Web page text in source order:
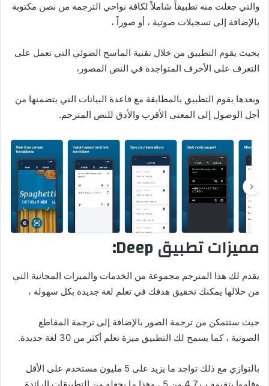
والتي جعلت منه تطبيقاً شاملاً لكافة نواحي الترجمة من نصن مكتوبة
بالإضافة إلى تسجيلات صوتية ، أو صوراً ،
بحيث يقوم التطبيق من خلال تقنية الماسح الضوئي التي تعمل على
التعرف على الأحرف المتواجدة في النص المصور،
وبعدها يقوم التطبيق بالمطابقة مع قاعدة البيانات التي يتضمنها من
أجل الوصول إلى المعنى الأقرب والأدق للنص المترجم.
مميزات تطبيق Deep:
يقدم لك هذا المترجم مجموعة من الخدمات والميزات المجانية التي
من خلالها يمكنك تحقيق هدفك في تعلم لغة جديدة بكل سهولة ،
حيث ستتمكن من ترجمة الصور بالإضافة إلى ترجمة المقاطع
الصوتية ، كما يسمح لك التطبيق ميزة تعلم أكثر من 30 لغة جديدة.
بالتوازي مع ذلك تواجد ما يزيد على 5 مليون مستخدم على الأقل